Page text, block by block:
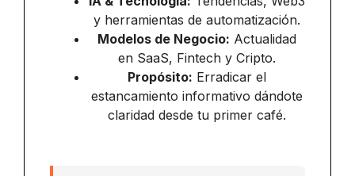
y herramientas de automatización.
Modelos de Negocio: Actualidad
en SaaS, Fintech y Cripto.
Propósito: Erradicar el
estancamiento informativo dándote
claridad desde tu primer café.